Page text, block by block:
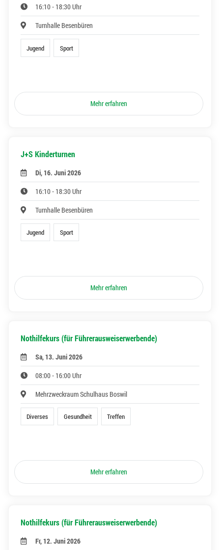
16:10 - 18:30 Uhr
Turnhalle Besenbüren
Jugend Sport
Mehr erfahren
J+S Kinderturnen
Di, 16. Juni 2026
16:10 - 18:30 Uhr
Turnhalle Besenbüren
Jugend Sport
Mehr erfahren
Nothilfekurs (für Führerausweiserwerbende)
Sa, 13. Juni 2026
08:00 - 16:00 Uhr
Mehrzweckraum Schulhaus Boswil
Diverses Gesundheit Treffen
Mehr erfahren
Nothilfekurs (für Führerausweiserwerbende)
Fr, 12. Juni 2026